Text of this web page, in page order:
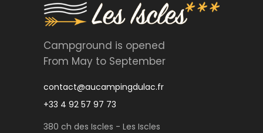
Campground is opened
From May to September
contact@aucampingdulac.fr
+33 4 92 57 97 73
380 ch des Iscles - Les Iscles